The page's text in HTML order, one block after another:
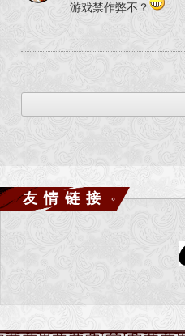
游戏禁作弊不？
友情链接